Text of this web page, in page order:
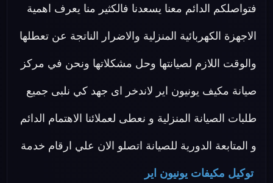
فتواصلكم الدائم معنا يسعدنا فالكثير منا يعرف اهمية
الاجهزة الكهربائية المنزلية والاضرار الناتجة عن تعطلها
والوقت اللازم لصيانتها وحل مشكلاتها ونحن في مركز
صيانة مكيف يونيون اير لاندخر اى جهد كي نلبى جميع
طلبات الصيانة المنزلية و نعطى لعملائنا الاهتمام الدائم
و المتابعة الدورية للصيانة اتصلو الان علي ارقام خدمة
توكيل مكيفات يونيون اير